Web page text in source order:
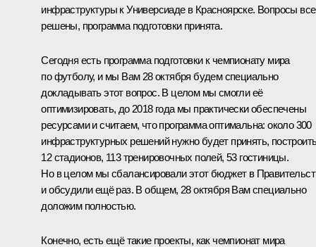
инфраструктуры к Универсиаде в Красноярске. Вопросы все
решены, программа подготовки принята.
Сегодня есть программа подготовки к чемпионату мира
по футболу, и мы Вам 28 октября будем специально
докладывать этот вопрос. В целом мы смогли её
оптимизировать, до 2018 года мы практически обеспечены
ресурсами и считаем, что программа оптимальна: около 300
инфраструктурных решений нужно будет принять,
12 стадионов, 113 тренировочных полей, 53 гостиницы.
Но в целом мы сбалансировали этот бюджет в
и обсудили ещё раз. В общем, 28 октября Вам специально
доложим полностью.
Конечно, есть ещё такие проекты, как чемпионат мира